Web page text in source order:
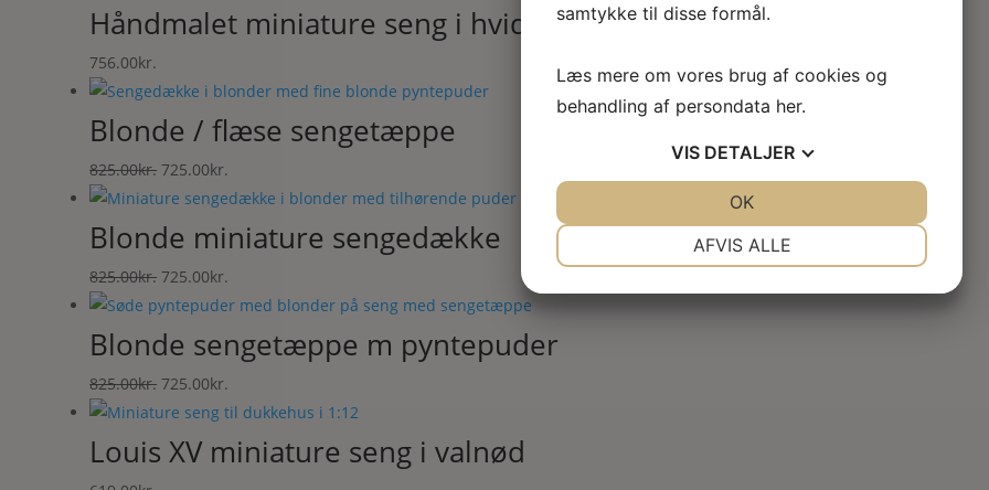
Håndmalet miniature seng i hvid
756.00kr.
Blonde / flæse sengetæppe
825.00kr. Den
oprindelige
pris
var:
825.00kr..
725.00kr.
aktuelle
pris
er:
Blonde miniature sengedække
825.00kr. Den
oprindelige
pris
var:
825.00kr..
725.00kr.
aktuelle
er:
Blonde sengetæppe m pyntepuder
825.00kr. Den
oprindelige
pris
var:
725.00kr.
aktuelle
pris
er:
Louis XV miniature seng i valnød
samtykke til disse formål.
Læs mere om vores brug af cookies og
behandling af persondata her.
VIS DETALJER
AFVIS ALLE
OK